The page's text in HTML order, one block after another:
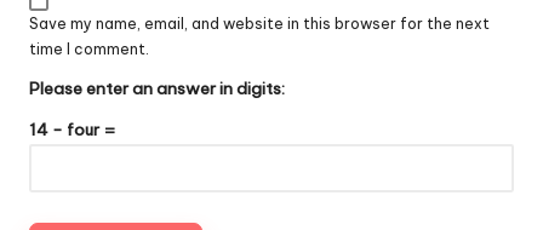
Save my name, email, and website in this browser for the next
time I comment.
Please enter an answer in digits:
14 − four =